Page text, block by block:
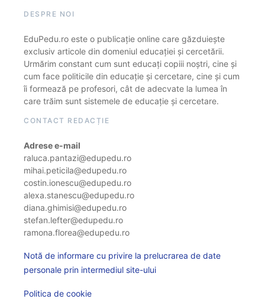
DESPRE NOI
EduPedu.ro este o publicație online care găzduiește
exclusiv articole din domeniul educației și cercetării.
Urmărim constant cum sunt educați copiii noștri, cine și
cum face politicile din educație și cercetare, cine și cum
îi formează pe profesori, cât de adecvate la lumea în
care trăim sunt sistemele de educație și cercetare.
CONTACT REDACȚIE
Adrese e-mail
raluca.pantazi@edupedu.ro
mihai.peticila@edupedu.ro
costin.ionescu@edupedu.ro
alexa.stanescu@edupedu.ro
diana.ghimisi@edupedu.ro
stefan.lefter@edupedu.ro
ramona.florea@edupedu.ro
Notă de informare cu privire la prelucrarea de date
personale prin intermediul site-ului
Politica de cookie